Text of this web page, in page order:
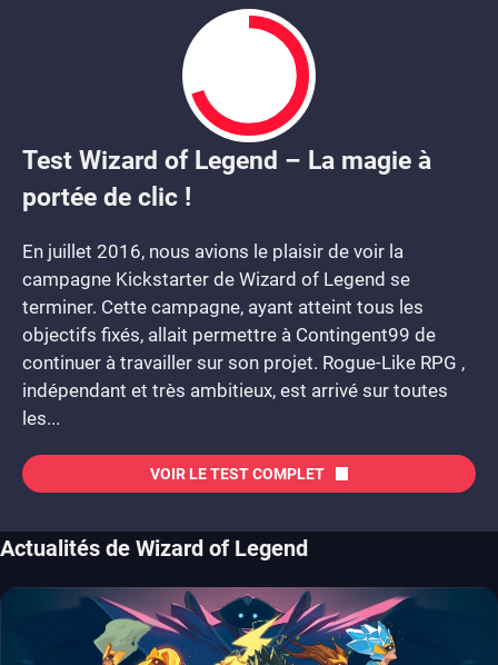
Test Wizard of Legend – La magie à
portée de clic !
En juillet 2016, nous avions le plaisir de voir la
campagne Kickstarter de Wizard of Legend se
terminer. Cette campagne, ayant atteint tous les
objectifs fixés, allait permettre à Contingent99 de
continuer à travailler sur son projet. Rogue-Like RPG ,
indépendant et très ambitieux, est arrivé sur toutes
les...
VOIR LE TEST COMPLET
Actualités de Wizard of Legend